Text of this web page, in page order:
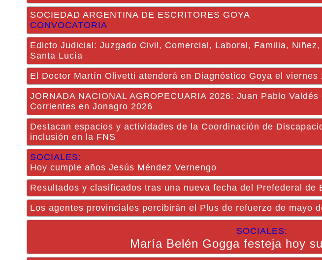
SOCIEDAD ARGENTINA DE ESCRITORES GOYA
CONVOCATORIA
Edicto Judicial: Juzgado Civil, Comercial, Laboral, Familia,
Santa Lucía
El Doctor Martín Olivetti atenderá en Diagnóstico Goya el
JORNADA NACIONAL AGROPECUARIA 2026: Juan Pablo
Corrientes en Jonagro 2026
Destacan espacios y actividades de la Coordinación de
inclusión en la FNS
SOCIALES:
Hoy cumple años Jesús Méndez Vernengo
Resultados y clasificados tras una nueva fecha del Prefederal de
Los agentes provinciales percibirán el Plus de refuerzo de mayo
SOCIALES:
María Belén Gogga festeja hoy